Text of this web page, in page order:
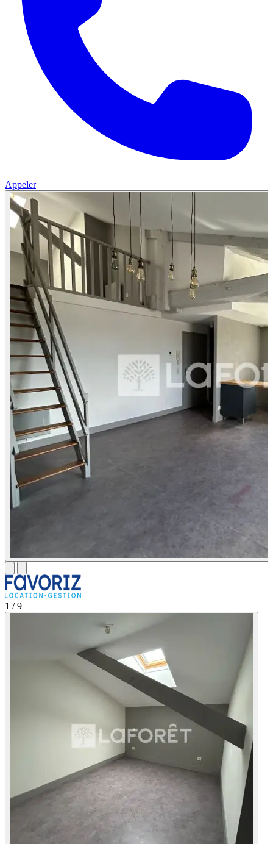
Appeler
1 / 9